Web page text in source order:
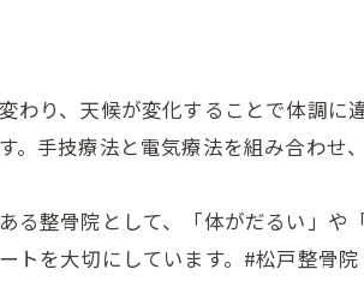
わり、天候が変化することで体調に
。手技療法と電気療法を組み合わせ
る整骨院として、「体がだるい」や
トを大切にしています。#松戸整骨